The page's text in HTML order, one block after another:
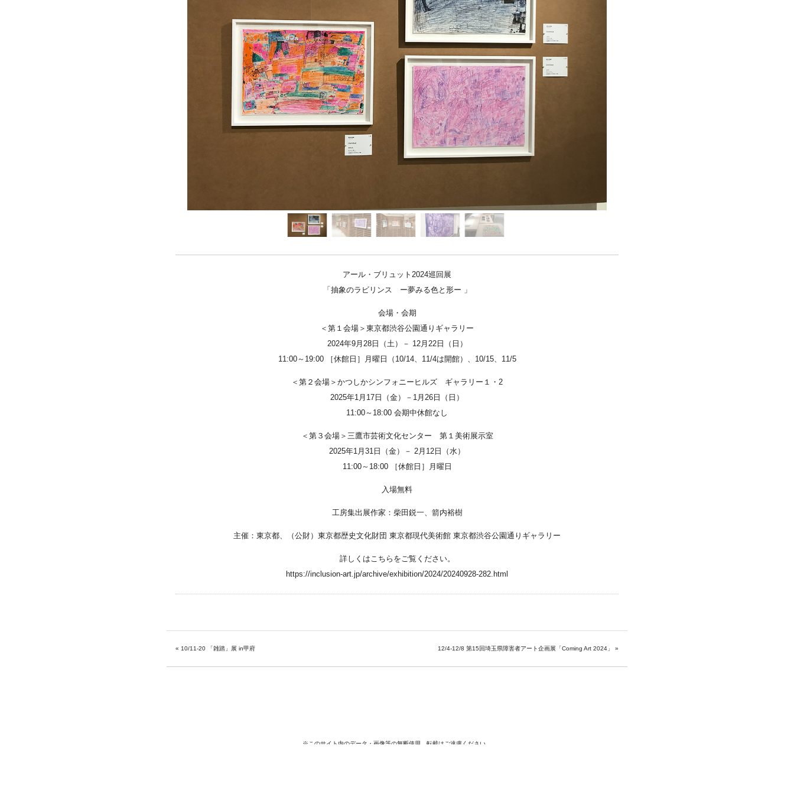
News
About
Artists
Exhibitions
Projects
Goods
Access
Link
Facebook
Instagram
Youtube
online-shop
art center syu
南関東・甲信障害者
アートサポートセンター
社会福祉法人みぬま福祉会
アール・ブリュット2024巡回展
「抽象のラビリンス ー夢みる色と形ー 」
会場・会期
＜第１会場＞東京都渋谷公園通りギャラリー
2024年9月28日（土）－ 12月22日（日）
11:00～19:00 ［休館日］月曜日（10/14、11/4は開館）、10/15、11/5
＜第２会場＞かつしかシンフォニーヒルズ ギャラリー１・2
2025年1月17日（金）－1月26日（日）
11:00～18:00 会期中休館なし
＜第３会場＞三鷹市芸術文化センター 第１美術展示室
2025年1月31日（金）－ 2月12日（水）
11:00～18:00 ［休館日］月曜日
入場無料
工房集出展作家：柴田鋭一、箭内裕樹
主催：東京都、（公財）東京都歴史文化財団 東京都現代美術館 東京都渋谷公園通りギャラリー
詳しくはこちらをご覧ください。
https://inclusion-art.jp/archive/exhibition/2024/20240928-282.html
« 10/11-20 「雑踏」展 in甲府 12/4-12/8 第15回埼玉県障害者アート企画展「Coming Art 2024」 »
※このサイト内のデータ・画像等の無断使用、転載はご遠慮ください。